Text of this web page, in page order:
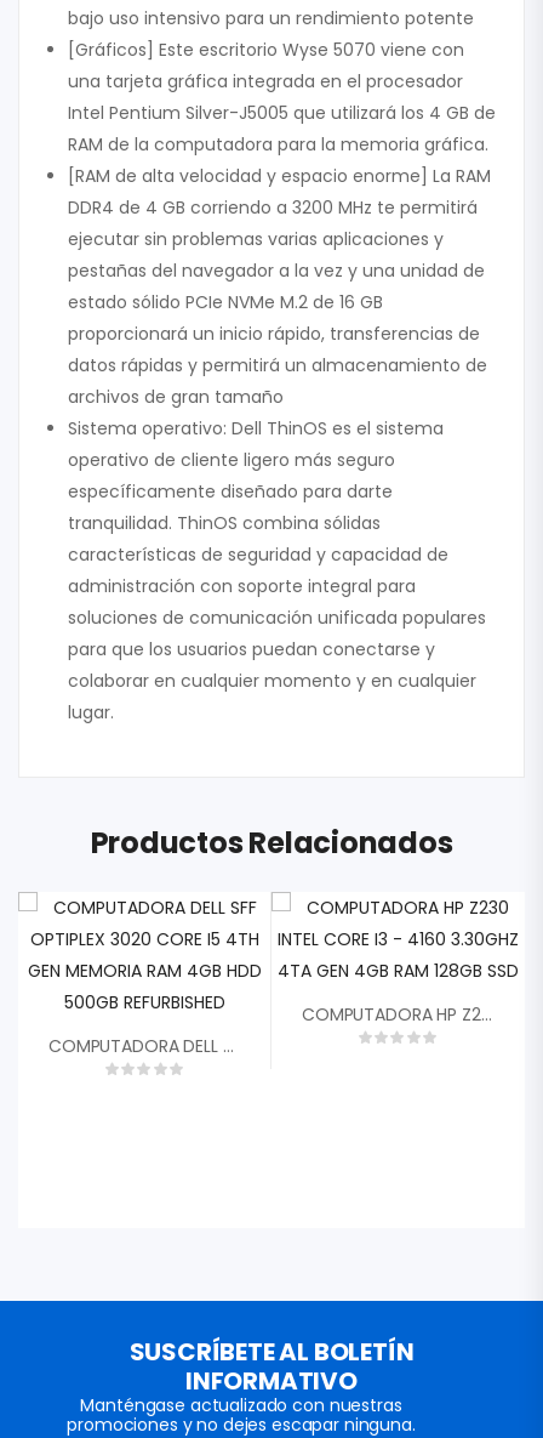
bajo uso intensivo para un rendimiento potente
[Gráficos] Este escritorio Wyse 5070 viene con
una tarjeta gráfica integrada en el procesador
Intel Pentium Silver-J5005 que utilizará los 4 GB de
RAM de la computadora para la memoria gráfica.
[RAM de alta velocidad y espacio enorme] La RAM
DDR4 de 4 GB corriendo a 3200 MHz te permitirá
ejecutar sin problemas varias aplicaciones y
pestañas del navegador a la vez y una unidad de
estado sólido PCIe NVMe M.2 de 16 GB
proporcionará un inicio rápido, transferencias de
datos rápidas y permitirá un almacenamiento de
archivos de gran tamaño
Sistema operativo: Dell ThinOS es el sistema
operativo de cliente ligero más seguro
específicamente diseñado para darte
tranquilidad. ThinOS combina sólidas
características de seguridad y capacidad de
administración con soporte integral para
soluciones de comunicación unificada populares
para que los usuarios puedan conectarse y
colaborar en cualquier momento y en cualquier
lugar.
Productos Relacionados
COMPUTADORA DELL SFF OPTIPLEX 3020 CORE I5 4TH GEN MEMORIA RAM 4GB HDD 500GB REFURBISHED
COMPUTADORA HP Z230 INTEL CORE I3 – 4160 3.30GHZ 4TA GEN 4GB RAM 128GB SSD
SUSCRÍBETE AL BOLETÍN
INFORMATIVO
Manténgase actualizado con nuestras
promociones y no dejes escapar ninguna.